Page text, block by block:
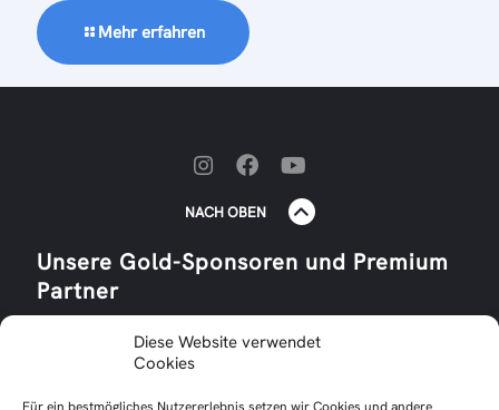
Diese Website verwendet
Cookies
Mehr erfahren
NACH OBEN
Unsere Gold-Sponsoren und Premium
Partner